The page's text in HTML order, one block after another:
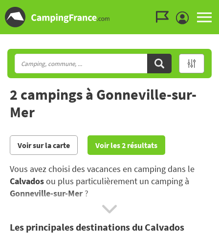
2 campings à Gonneville-sur-
Mer
Voir sur la carte Voir les 2 résultats
Vous avez choisi des vacances en camping dans le
Calvadosou plus particulièrement un camping à
Gonneville-sur-Mer ?
Honfleur, découvrez les produits du terroir du
Les principales destinations du Calvados